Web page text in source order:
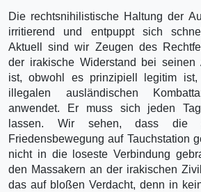
Die rechtsnihilistische Haltung der
irritierend und entpuppt sich
Aktuell sind wir Zeugen des
der irakische Widerstand bei seinen
ist, obwohl es prinzipiell legitim
illegalen ausländischen
anwendet. Er muss sich jeden
lassen. Wir sehen, dass die
Friedensbewegung auf Tauchstation
nicht in die loseste Verbindung
den Massakern an der irakischen
das auf bloßen Verdacht, denn in